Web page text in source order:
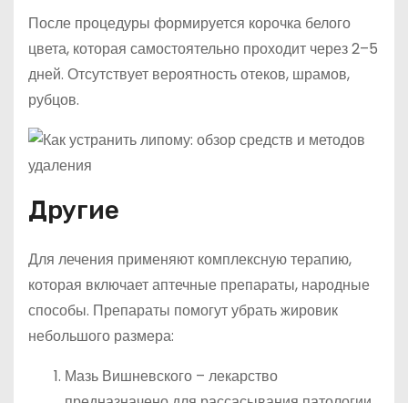
После процедуры формируется корочка белого
цвета, которая самостоятельно проходит через 2–5
дней. Отсутствует вероятность отеков, шрамов,
рубцов.
Другие
Для лечения применяют комплексную терапию,
которая включает аптечные препараты, народные
способы. Препараты помогут убрать жировик
небольшого размера:
Мазь Вишневского – лекарство